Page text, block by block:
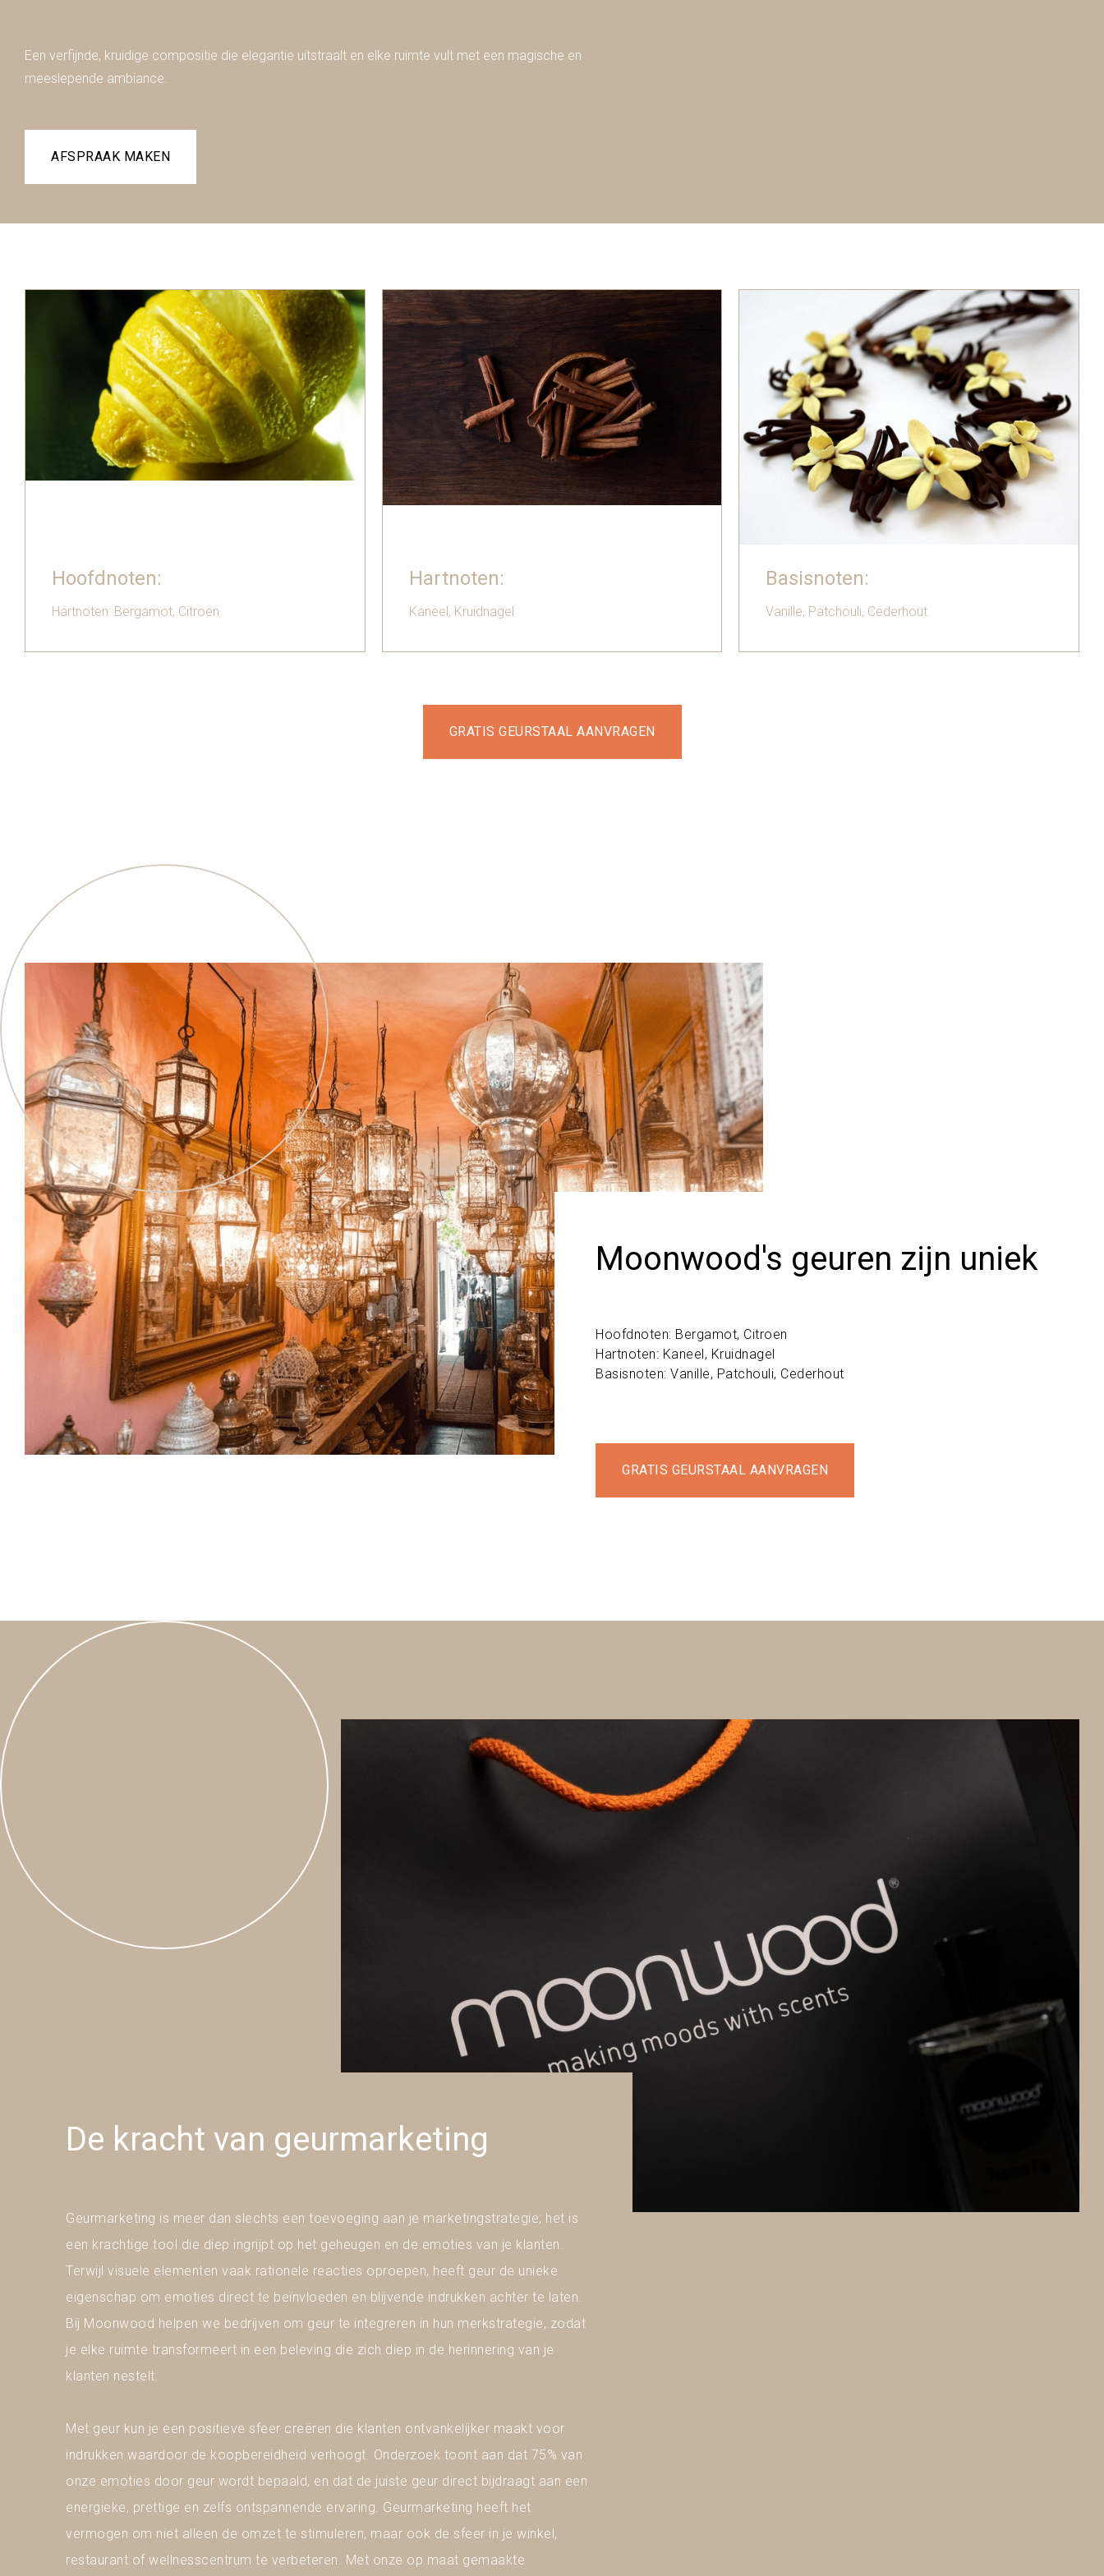
Een verfijnde, kruidige compositie die elegantie uitstraalt en elke ruimte vult met een magische en
meeslepende ambiance.
AFSPRAAK MAKEN
Hoofdnoten:
Hartnoten: Bergamot, Citroen
Hartnoten:
Kaneel, Kruidnagel
Basisnoten:
Vanille, Patchouli, Cederhout
GRATIS GEURSTAAL AANVRAGEN
Moonwood's geuren zijn uniek
Hoofdnoten: Bergamot, Citroen
Hartnoten: Kaneel, Kruidnagel
Basisnoten: Vanille, Patchouli, Cederhout
GRATIS GEURSTAAL AANVRAGEN
De kracht van geurmarketing
Geurmarketing is meer dan slechts een toevoeging aan je marketingstrategie; het is
een krachtige tool die diep ingrijpt op het geheugen en de emoties van je klanten.
Terwijl visuele elementen vaak rationele reacties oproepen, heeft geur de unieke
eigenschap om emoties direct te beïnvloeden en blijvende indrukken achter te laten.
Bij Moonwood helpen we bedrijven om geur te integreren in hun merkstrategie, zodat
je elke ruimte transformeert in een beleving die zich diep in de herinnering van je
klanten nestelt.
Met geur kun je een positieve sfeer creëren die klanten ontvankelijker maakt voor
indrukken waardoor de koopbereidheid verhoogt. Onderzoek toont aan dat 75% van
onze emoties door geur wordt bepaald, en dat de juiste geur direct bijdraagt aan een
energieke, prettige en zelfs ontspannende ervaring. Geurmarketing heeft het
vermogen om niet alleen de omzet te stimuleren, maar ook de sfeer in je winkel,
restaurant of wellnesscentrum te verbeteren. Met onze op maat gemaakte